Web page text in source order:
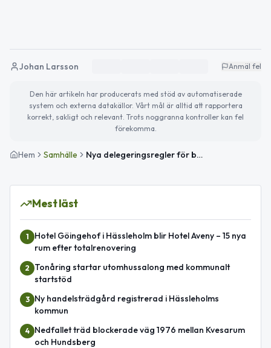
Johan Larsson Anmäl fel
Den här artikeln har producerats med stöd av automatiserade
system och externa datakällor. Vårt mål är alltid att rapportera
korrekt, sakligt och relevant. Trots noggranna kontroller kan fel
förekomma.
Hem Samhälle Nya delegeringsregler för barn- och utbildningsnämnden i Hässleholm
Mest läst
1
Hotel Göingehof i Hässleholm blir Hotel Aveny – 15 nya
rum efter totalrenovering
2
Tonåring startar utomhussalong med kommunalt
startstöd
3
Ny handelsträdgård registrerad i Hässleholms
kommun
4
Nedfallet träd blockerade väg 1976 mellan Kvesarum
och Hundsberg